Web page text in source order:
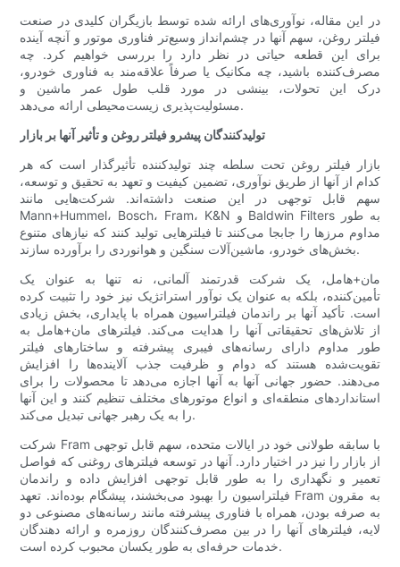
در این مقاله، نوآوری‌های ارائه شده توسط بازیگران کلیدی در صنعت
فیلتر روغن، سهم آنها در چشم‌انداز وسیع‌تر فناوری موتور و آنچه آینده
برای این قطعه حیاتی در نظر دارد را بررسی خواهیم کرد. چه
مصرف‌کننده باشید، چه مکانیک یا صرفاً علاقه‌مند به فناوری خودرو،
درک این تحولات، بینشی در مورد قلب طول عمر ماشین و
مسئولیت‌پذیری زیست‌محیطی ارائه می‌دهد.
تولیدکنندگان پیشرو فیلتر روغن و تأثیر آنها بر بازار
بازار فیلتر روغن تحت سلطه چند تولیدکننده تأثیرگذار است که هر
کدام از آنها از طریق نوآوری، تضمین کیفیت و تعهد به تحقیق و توسعه،
سهم قابل توجهی در این صنعت داشته‌اند. شرکت‌هایی مانند
Mann+Hummel، Bosch، Fram، K&N و Baldwin Filters به ​​طور
مداوم مرزها را جابجا می‌کنند تا فیلترهایی تولید کنند که نیازهای متنوع
بخش‌های خودرو، ماشین‌آلات سنگین و هوانوردی را برآورده سازند.
مان+هامل، یک شرکت قدرتمند آلمانی، نه تنها به عنوان یک
تأمین‌کننده، بلکه به عنوان یک نوآور استراتژیک نیز خود را تثبیت کرده
است. تأکید آنها بر راندمان فیلتراسیون همراه با پایداری، بخش زیادی
از تلاش‌های تحقیقاتی آنها را هدایت می‌کند. فیلترهای مان+هامل به
طور مداوم دارای رسانه‌های فیبری پیشرفته و ساختارهای فیلتر
تقویت‌شده هستند که دوام و ظرفیت جذب آلاینده‌ها را افزایش
می‌دهند. حضور جهانی آنها به آنها اجازه می‌دهد تا محصولات را برای
استانداردهای منطقه‌ای و انواع موتورهای مختلف تنظیم کنند و این آنها
را به یک رهبر جهانی تبدیل می‌کند.
شرکت Fram با سابقه طولانی خود در ایالات متحده، سهم قابل توجهی
از بازار را نیز در اختیار دارد. آنها در توسعه فیلترهای روغنی که فواصل
تعمیر و نگهداری را به طور قابل توجهی افزایش داده و راندمان
فیلتراسیون را بهبود می‌بخشند، پیشگام بوده‌اند. تعهد Fram به مقرون
به صرفه بودن، همراه با فناوری پیشرفته مانند رسانه‌های مصنوعی دو
لایه، فیلترهای آنها را در بین مصرف‌کنندگان روزمره و ارائه دهندگان
خدمات حرفه‌ای به طور یکسان محبوب کرده است.